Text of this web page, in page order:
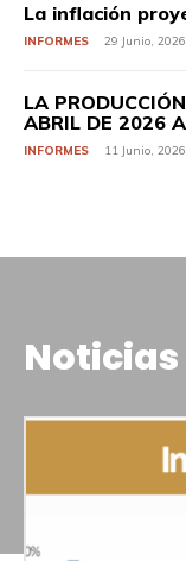
La inflación
INFORMES 29 Junio, 2026
LA
ABRIL DE 2026
INFORMES 11 Junio, 2026